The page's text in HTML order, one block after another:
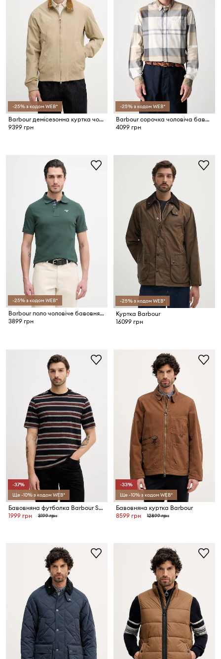
-25% з кодом WEB*
Barbour демісезонна куртка чоловіча Royston
9399 грн
-25% з кодом WEB*
Barbour сорочка чоловіча бавовняна Harris Tailored Shirt
4099 грн
-25% з кодом WEB*
Barbour поло чоловіче бавовняне
3899 грн
-25% з кодом WEB*
Куртка Barbour
16099 грн
-37%
Ще -10% з кодом WEB*
Бавовняна футболка Barbour Sandwick
1999 грн
3199 грн
-33%
Ще -10% з кодом WEB*
Бавовняна куртка Barbour
8599 грн
12899 грн